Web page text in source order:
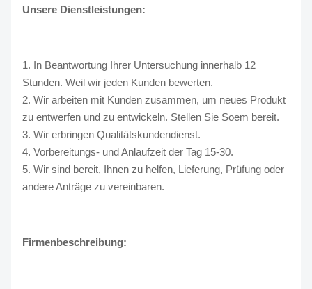
Unsere Dienstleistungen:
1. In Beantwortung Ihrer Untersuchung innerhalb 12
Stunden. Weil wir jeden Kunden bewerten.
2. Wir arbeiten mit Kunden zusammen, um neues Produkt
zu entwerfen und zu entwickeln. Stellen Sie Soem bereit.
3. Wir erbringen Qualitätskundendienst.
4. Vorbereitungs- und Anlaufzeit der Tag 15-30.
5. Wir sind bereit, Ihnen zu helfen, Lieferung, Prüfung oder
andere Anträge zu vereinbaren.
Firmenbeschreibung: